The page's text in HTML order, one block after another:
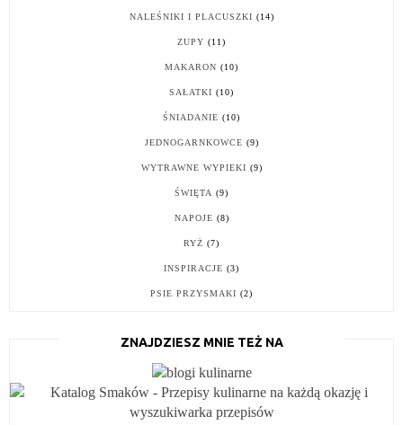
NALEŚNIKI I PLACUSZKI (14)
ZUPY (11)
MAKARON (10)
SAŁATKI (10)
ŚNIADANIE (10)
JEDNOGARNKOWCE (9)
WYTRAWNE WYPIEKI (9)
ŚWIĘTA (9)
NAPOJE (8)
RYŻ (7)
INSPIRACJE (3)
PSIE PRZYSMAKI (2)
ZNAJDZIESZ MNIE TEŻ NA